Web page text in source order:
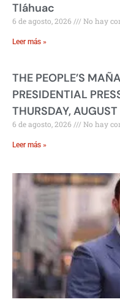
Tláhuac
6 de agosto, 2026 No hay
Leer más »
THE PEOPLE’S
PRESIDENTIAL
THURSDAY,
6 de agosto, 2026 No hay
Leer más »